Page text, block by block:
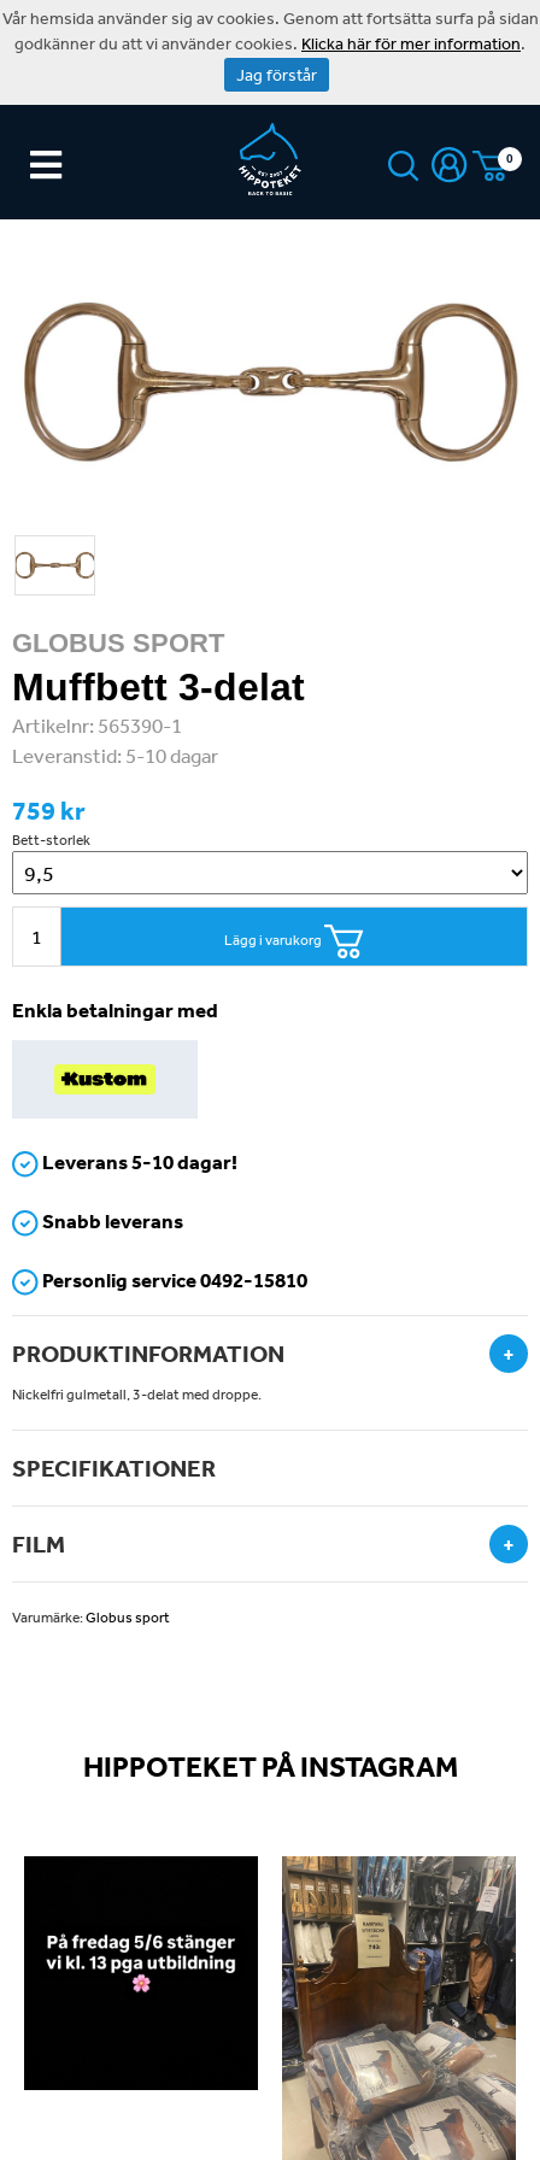
0
GLOBUS SPORT
Muffbett 3-delat
Artikelnr: 565390-1
Leveranstid: 5-10 dagar
759 kr
Bett-storlek
Lägg i varukorg
Enkla betalningar med
Leverans 5-10 dagar!
Snabb leverans
Personlig service 0492-15810
PRODUKTINFORMATION +
Nickelfri gulmetall, 3-delat med droppe.
SPECIFIKATIONER
FILM +
Varumärke:Globus sport
HIPPOTEKET PÅ INSTAGRAM
Vår hemsida använder sig av cookies. Genom att fortsätta surfa på sidan
godkänner du att vi använder cookies. Klicka här för mer information.
Jag förstår